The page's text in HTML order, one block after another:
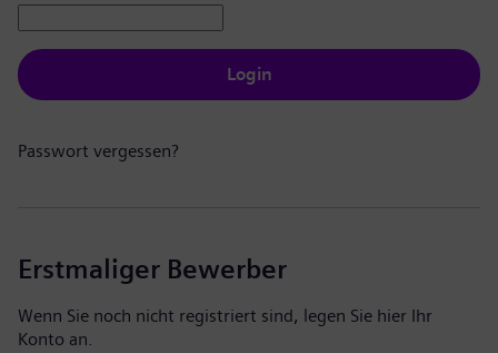
Login
Passwort vergessen?
Erstmaliger Bewerber
Wenn Sie noch nicht registriert sind, legen Sie hier Ihr
Konto an.